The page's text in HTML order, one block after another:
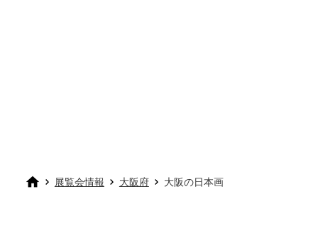
展覧会情報 大阪府 大阪の日本画